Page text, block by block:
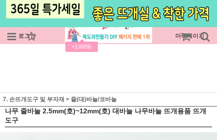
로그인 회원가입
+1,000원
주문조회 마이페이지
7. 손뜨개도구 및 부자재 > 줄(대)바늘/코바늘
나무 줄바늘 2.5mm(호)~12mm(호) 대바늘 나무바늘 뜨개용품 뜨개
도구